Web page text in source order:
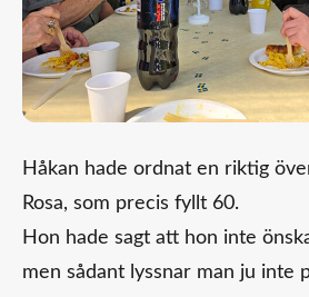
Håkan hade ordnat en riktig
Rosa, som precis fyllt 60.
Hon hade sagt att hon inte
men sådant lyssnar man ju inte